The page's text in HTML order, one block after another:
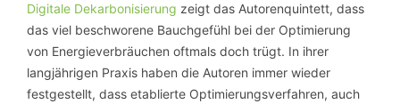
Digitale Dekarbonisierung zeigt das Autorenquintett, dass
das viel beschworene Bauchgefühl bei der Optimierung
von Energieverbräuchen oftmals doch trügt. In ihrer
langjährigen Praxis haben die Autoren immer wieder
festgestellt, dass etablierte Optimierungsverfahren, auch